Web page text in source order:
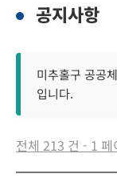
공지사항
미추홀구 공공
입니다.
전체 213 건 - 1 페